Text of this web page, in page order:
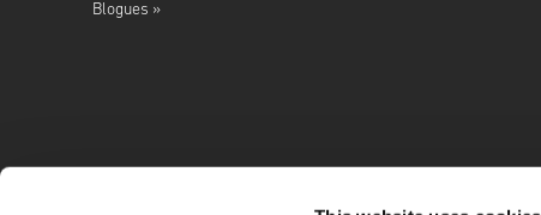
Blogues »